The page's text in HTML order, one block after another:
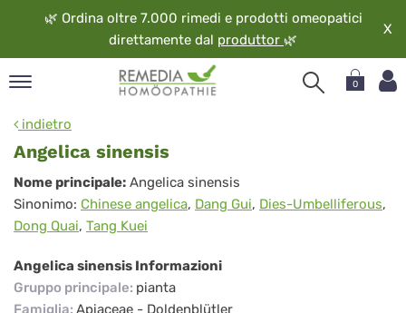
🌿 Ordina oltre 7.000 rimedi e prodotti omeopatici
direttamente dal produttor 🌿
X
0
indietro
Angelica sinensis
Angelica
sinensis
Nome principale: Angelica sinensis
Sinonimo: Chinese angelica, Dang Gui, Dies-Umbelliferous,
Dong Quai, Tang Kuei
Angelica sinensis Informazioni
Gruppo principale: pianta
Famiglia: Apiaceae - Doldenblütler